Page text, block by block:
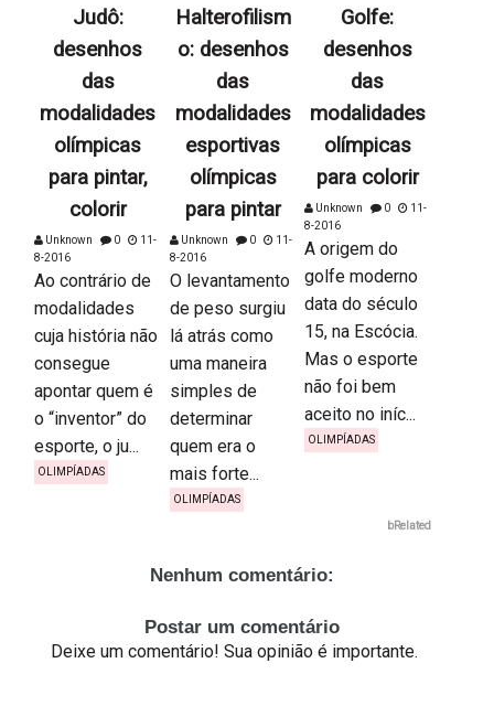
Judô:
desenhos
das
modalidades
olímpicas
para pintar,
colorir
Unknown 0
11-
8-2016
Ao contrário de
modalidades
cuja história não
consegue
apontar quem é
o “inventor” do
esporte, o ju...
OLIMPÍADAS
Halterofilism
o: desenhos
das
modalidades
esportivas
olímpicas
para pintar
Unknown 0
11-
8-2016
O levantamento
de peso surgiu
lá atrás como
uma maneira
simples de
determinar
quem era o
mais forte...
OLIMPÍADAS
Golfe:
desenhos
das
modalidades
olímpicas
para colorir
Unknown 0
11-
8-2016
A origem do
golfe moderno
data do século
15, na Escócia.
Mas o esporte
não foi bem
aceito no iníc...
OLIMPÍADAS
bRelated
Nenhum comentário:
Postar um comentário
Deixe um comentário! Sua opinião é importante.